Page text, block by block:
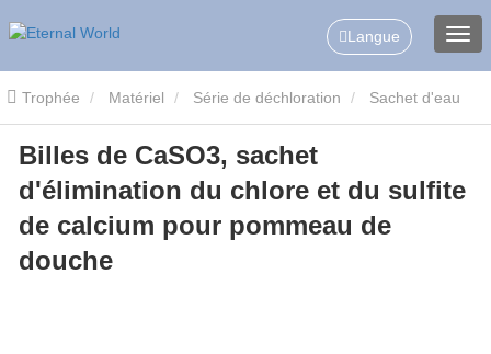
Langue
Trophée Matériel Série de déchloration Sachet d'eau
pour l'élimination du chlore Billes de CaSO3, sachet d'élimination
du chlore et du sulfite de calcium pour pommeau de douche
Billes de CaSO3, sachet
d'élimination du chlore et du sulfite
de calcium pour pommeau de
douche